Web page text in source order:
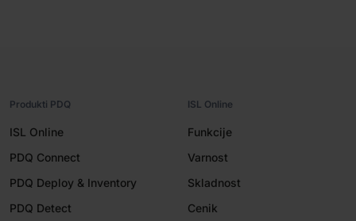
Produkti PDQ
ISL Online
PDQ Connect
PDQ Deploy & Inventory
PDQ Detect
ISL Online
Funkcije
Varnost
Skladnost
Cenik